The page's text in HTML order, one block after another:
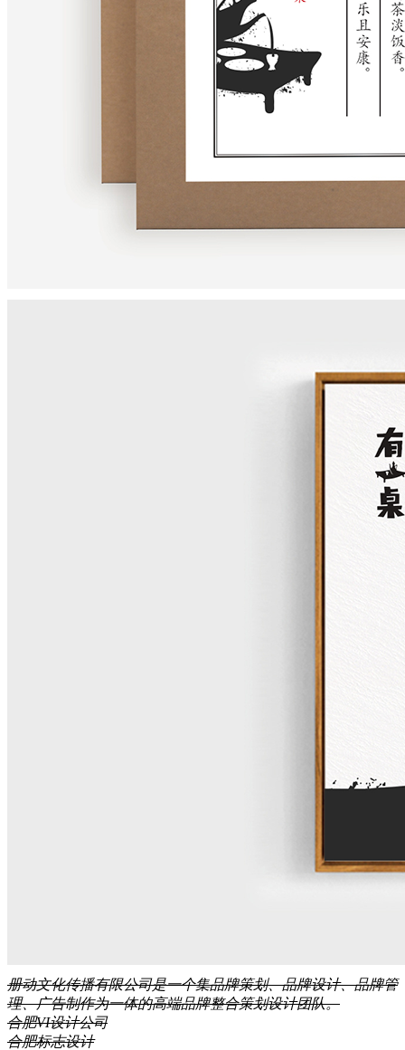
册动文化传播有限公司是一个集品牌策划、品牌设计、品牌管
理、广告制作为一体的高端品牌整合策划设计团队。
合肥VI设计公司
合肥标志设计